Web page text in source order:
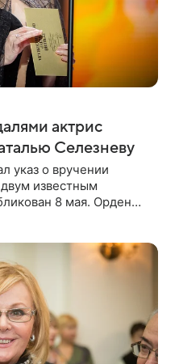
актрис
Селезневу
указ о вручении
известным
8 мая. Орден